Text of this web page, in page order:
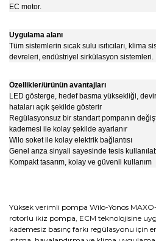
EC motor.
Uygulama alanı
Tüm sistemlerin sıcak sulu ısıtıcıları, klima
devreleri, endüstriyel sirkülasyon sistemleri.
Özellikler/ürünün avantajları
LED gösterge, hedef basma yüksekliği,
hataları açık şekilde gösterir
Regülasyonsuz bir standart pompanın
kademesi ile kolay şekilde ayarlanır
Wilo soket ile kolay elektrik bağlantısı
Genel arıza sinyali sayesinde tesis
Kompakt tasarım, kolay ve güvenli kullanım
Yüksek verimli pompa Wilo-Yonos
rotorlu ikiz pompa, ECM teknolojisine
kademesiz basınç farkı regülasyonu için